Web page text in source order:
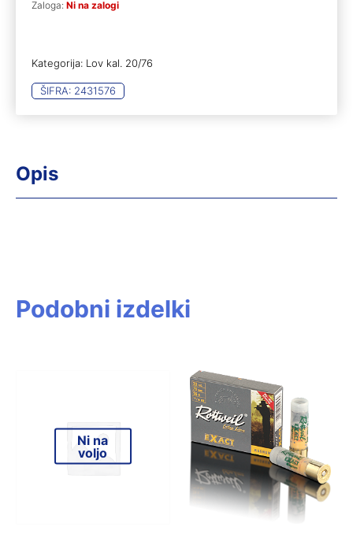
Zaloga: Ni na zalogi
Kategorija: Lov kal. 20/76
ŠIFRA: 2431576
Opis
Podobni izdelki
Ni na
voljo